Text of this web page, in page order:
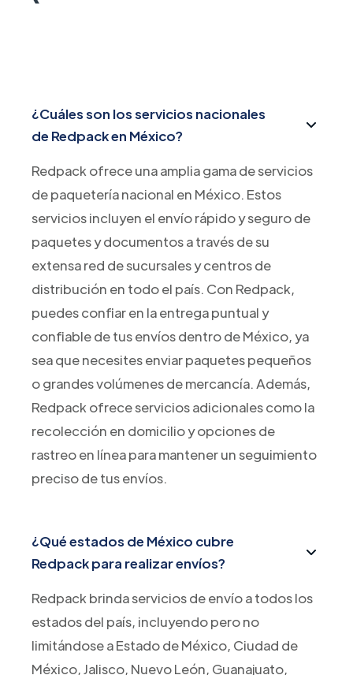
¿Cuáles son los servicios nacionales
de Redpack en México?
Redpack ofrece una amplia gama de servicios
de paquetería nacional en México. Estos
servicios incluyen el envío rápido y seguro de
paquetes y documentos a través de su
extensa red de sucursales y centros de
distribución en todo el país. Con Redpack,
puedes confiar en la entrega puntual y
confiable de tus envíos dentro de México, ya
sea que necesites enviar paquetes pequeños
o grandes volúmenes de mercancía. Además,
Redpack ofrece servicios adicionales como la
recolección en domicilio y opciones de
rastreo en línea para mantener un seguimiento
preciso de tus envíos.
¿Qué estados de México cubre
Redpack para realizar envíos?
Redpack brinda servicios de envío a todos los
estados del país, incluyendo pero no
limitándose a Estado de México, Ciudad de
México, Jalisco, Nuevo León, Guanajuato,